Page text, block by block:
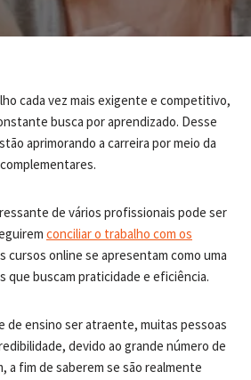
cada vez mais exigente e competitivo,
busca por aprendizado. Desse
aprimorando a carreira por meio da
de vários profissionais pode ser
conciliar o trabalho com os
cursos online se apresentam como uma
que buscam praticidade e eficiência.
de ensino ser atraente, muitas pessoas
devido ao grande número de
a fim de saberem se são realmente